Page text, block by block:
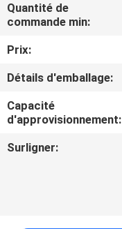
CONTRÔLE
DE
CONTACTEZ-
NOUS
DEMANDEZ
Quantité de
commande min:
Prix:
Détails d'emballage:
Capacité
d'approvisionnement:
Surligner: